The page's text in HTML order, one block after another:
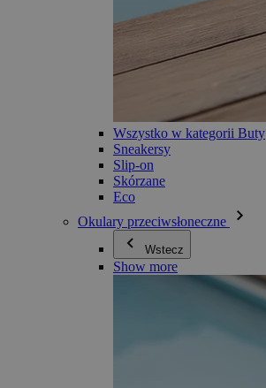
Wszystko w kategorii Buty
Sneakersy
Slip-on
Skórzane
Eco
Okulary przeciwsłoneczne
Wstecz
Show more